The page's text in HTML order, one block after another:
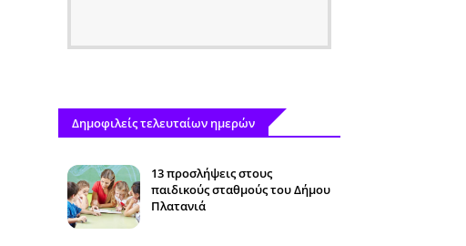
Δημοφιλείς τελευταίων ημερών
13 προσλήψεις στους
παιδικούς σταθμούς του Δήμου
Πλατανιά